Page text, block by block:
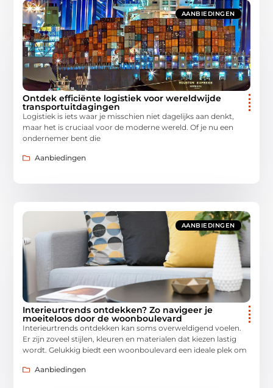
AANBIEDINGEN
Ontdek efficiënte logistiek voor wereldwijde
transportuitdagingen
Logistiek is iets waar je misschien niet dagelijks aan denkt,
maar het is cruciaal voor de moderne wereld. Of je nu een
ondernemer bent die
Aanbiedingen
AANBIEDINGEN
Interieurtrends ontdekken? Zo navigeer je
moeiteloos door de woonboulevard
Interieurtrends ontdekken kan soms overweldigend voelen.
Er zijn zoveel stijlen, kleuren en materialen dat kiezen lastig
wordt. Gelukkig biedt een woonboulevard een ideale plek om
Aanbiedingen